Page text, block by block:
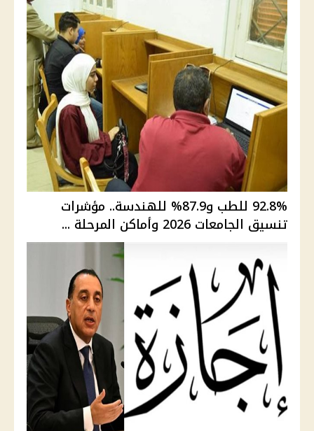
92.8% للطب و87.9% للهندسة.. مؤشرات
تنسيق الجامعات 2026 وأماكن المرحلة ...